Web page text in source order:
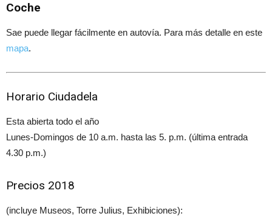
Coche
Sae puede llegar fácilmente en autovía. Para más detalle en este
mapa.
Horario Ciudadela
Esta abierta todo el año
Lunes-Domingos de 10 a.m. hasta las 5. p.m. (última entrada
4.30 p.m.)
Precios 2018
(incluye Museos, Torre Julius, Exhibiciones):